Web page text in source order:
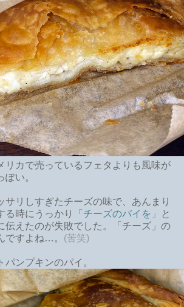
リカで売っているフェタよりも風味が
い。
サリしすぎたチーズの味で、あんまり
る時にうっかり
「チーズのパイを」
と
伝えたのが失敗でした。「チーズ」の
ですよね…。 (苦笑)
ンプキンのパイ。